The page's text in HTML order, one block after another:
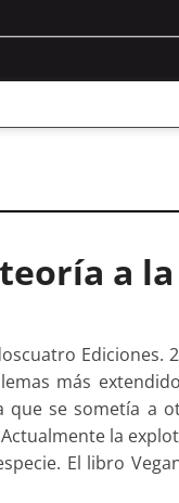
a
Ediciones.
más
que se sometía a
la
El libro